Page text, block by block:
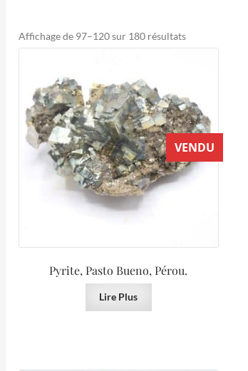
Affichage de 97–120 sur 180 résultatsTrié
du
au
plus
ancien
VENDU
Pyrite, Pasto Bueno, Pérou.
Lire Plus